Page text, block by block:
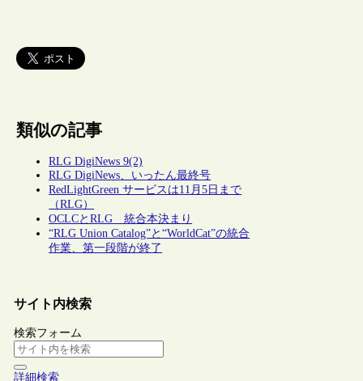
類似の記事
RLG DigiNews 9(2)
RLG DigiNews、いったん最終号
RedLightGreen サービスは11月5日まで
（RLG）
OCLCとRLG 統合本決まり
“RLG Union Catalog”と“WorldCat”の統合
作業、第一段階が終了
サイト内検索
検索フォーム
詳細検索